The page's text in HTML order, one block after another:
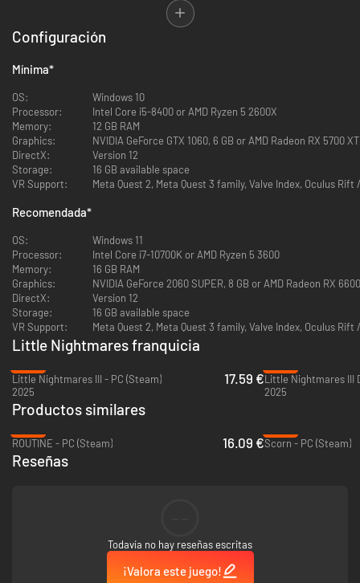
parecen fuera de lugar y te sumergen en una realidad que se opone a la
lógica y al confort. El peligro asoma en cada esquina de la oscuridad. La
desazón que sientes no afloja las riendas en ningún momento y cada paso
UNE LAS PIEZAS
sobrevivir, también en redescubrir: es una aventura para reunirte con la
parte de ti misma que se ha perdido. Te esperan nuevos escenarios
extraños y enemigos espeluznantes, pero también emergen fragmentos
de familiaridad que sugieren verdades más profundas. A medida que
descubres pistas relacionadas con la historia de Six y la enigmática
Transmisión, afloran preguntas sobre tu identidad y sentido de
pertenencia.
Cada puzle resuelto y cada secreto descubierto te acercan a la esencia
Los inquietantes entornos que atraviesas están plagados de ecos de
eventos pasados, susurros de conexiones ocultas y señales de que tu
viaje es parte de algo más grande. Afrontar estos misterios supone
plantarle cara no solo a amenazas externas, sino también a la
sobrecogedora realidad de tu propia transformación...
Configuración
Mínima*
OS:
Windows 10
Processor:
Intel Core i5-8400 or AMD Ryzen 5 2600X
Memory:
12 GB RAM
Graphics:
NVIDIA GeForce GTX 1060, 6 GB or AMD Radeon RX 5700
DirectX:
Version 12
Storage:
16 GB available space
VR Support:
Meta Quest 2, Meta Quest 3 family, Valve Index, Oculus
Recomendada*
OS:
Windows 11
Processor:
Intel Core i7-10700K or AMD Ryzen 5 3600
Memory:
16 GB RAM
Graphics:
NVIDIA GeForce 2060 SUPER, 8 GB or AMD Radeon RX
DirectX:
Version 12
Storage:
16 GB available space
VR Support:
Meta Quest 2, Meta Quest 3 family, Valve Index, Oculus
Little Nightmares franquicia
Little Nightmares III - PC (Steam)
2025
17.59 €
2025
Productos similares
ROUTINE - PC (Steam)
16.09 €Scorn - PC (Steam)
Reseñas
Todavía no hay reseñas escritas
¡Valora este juego!